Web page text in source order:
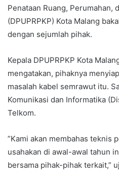
Penataan Ruang, Perumahan,
(DPUPRPKP) Kota Malang
dengan sejumlah pihak.
Kepala DPUPRPKP Kota
mengatakan, pihaknya
masalah kabel semrawut itu.
Komunikasi dan Informatika
Telkom.
”Kami akan membahas teknis
usahakan di awal-awal tahun
bersama pihak-pihak terkait,”